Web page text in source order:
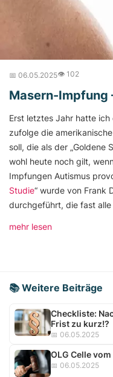
📅 06.05.2025👁️ 102
Masern-Impfung
Erst letztes Jahr hatte
zufolge die
soll, die als der „Goldene
wohl heute noch gilt,
Impfungen Autismus
Studie“ wurde von Frank
durchgeführt, die fast
mehr lesen
📚 Weitere Beiträge
Checkliste:
Frist zu kurz!?
📅 06.05.2025
OLG Celle
📅 06.05.2025